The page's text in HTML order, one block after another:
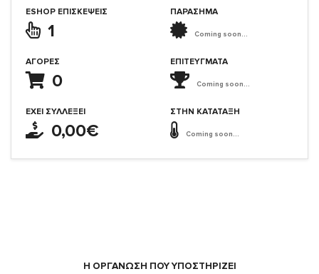
ESHOP ΕΠΙΣΚΈΨΕΙΣ
1
ΑΓΟΡΈΣ
0
ΈΧΕΙ ΣΥΛΛΈΞΕΙ
0,00€
ΠΑΡΑΣΗΜΑ
Coming soon...
ΕΠΙΤΕΎΓΜΑΤΑ
Coming soon...
ΣΤΗΝ ΚΑΤΆΤΑΞΗ
Coming soon...
Η ΟΡΓΆΝΩΣΗ ΠΟΥ ΥΠΟΣΤΗΡΙΖΕΙ